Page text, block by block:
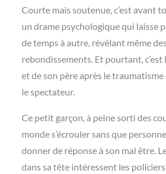
Courte mais soutenue, c’est avant
un drame psychologique qui laisse
de temps à autre, révélant même
rebondissements. Et pourtant, c’est
et de son père après le
le spectateur.
Ce petit garçon, à peine sorti des
monde s’écrouler sans que
donner de réponse à son mal être.
dans sa tête intéressent les